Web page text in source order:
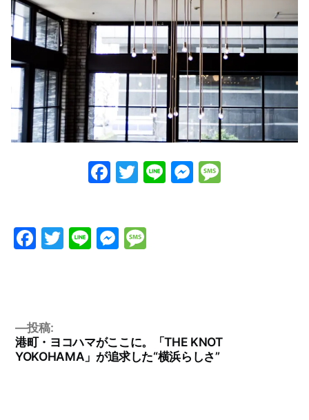
Facebook
Twitter
Line
Facebook
Twitter
LineMessenger
投
投稿:
港町・ヨコハマがここに。「THE KNOT
YOKOHAMA」が追求した“横浜らしさ”